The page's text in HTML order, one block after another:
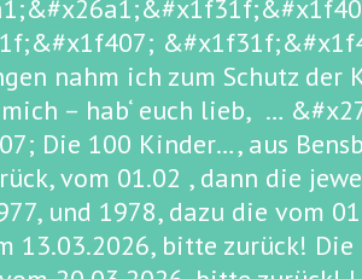
nahm ich zum Schutz der
– hab‘ euch lieb, …
Die 100 Kinder…, aus
vom 01.02 , dann die
und 1978, dazu die vom
13.03.2026, bitte zurück! Die